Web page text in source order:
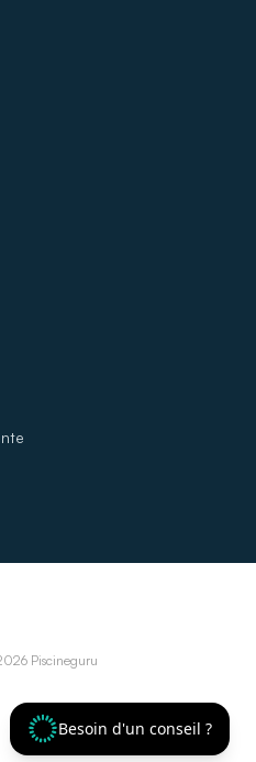
Piscineguru
Besoin d'un conseil ?